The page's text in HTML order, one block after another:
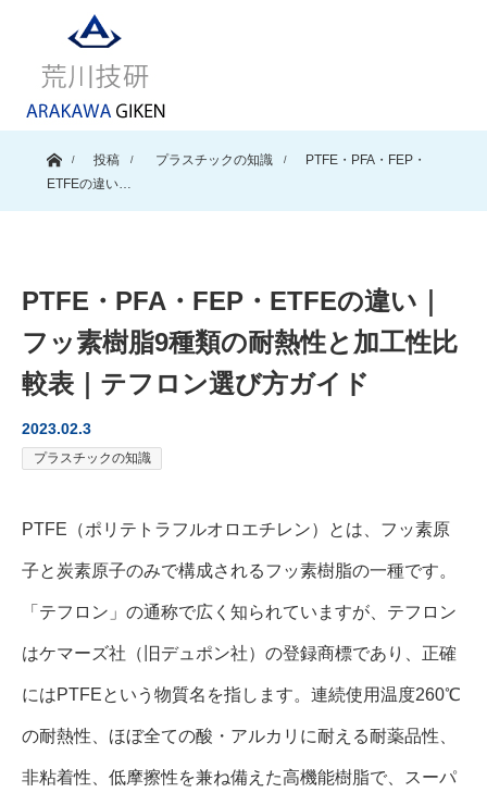
ホーム投稿 プラスチックの知識
PTFE・PFA・FEP・
ETFEの違い…
PTFE・PFA・FEP・ETFEの違い｜
フッ素樹脂9種類の耐熱性と加工性比
較表｜テフロン選び方ガイド
2023.02.3
プラスチックの知識
PTFE（ポリテトラフルオロエチレン）とは、フッ素原
子と炭素原子のみで構成されるフッ素樹脂の一種です。
「テフロン」の通称で広く知られていますが、テフロン
はケマーズ社（旧デュポン社）の登録商標であり、正確
にはPTFEという物質名を指します。連続使用温度260℃
の耐熱性、ほぼ全ての酸・アルカリに耐える耐薬品性、
非粘着性、低摩擦性を兼ね備えた高機能樹脂で、スーパ